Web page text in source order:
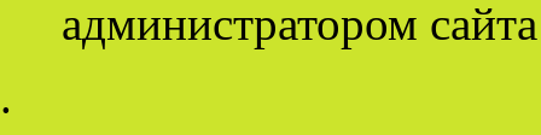
администратором
.